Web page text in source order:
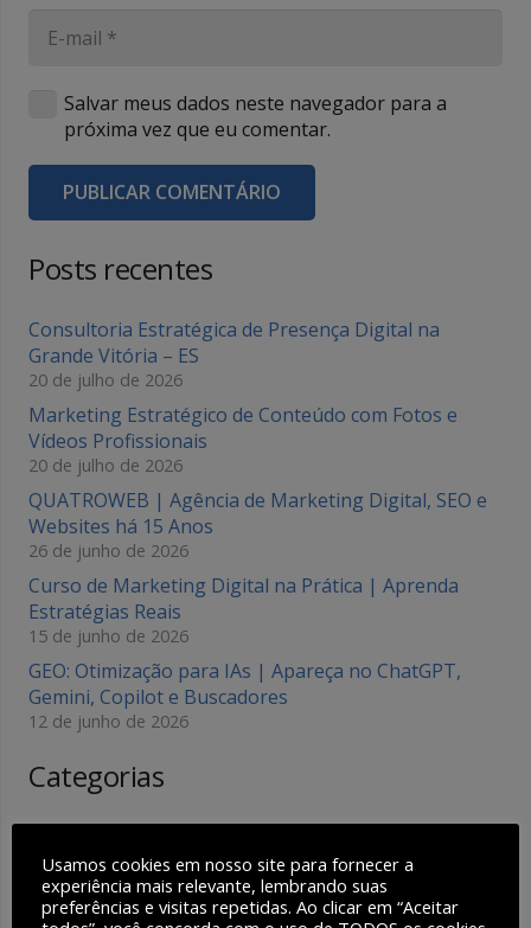
Salvar meus dados neste navegador para a
próxima vez que eu comentar.
PUBLICAR COMENTÁRIO
Posts recentes
Consultoria Estratégica de Presença Digital na
Grande Vitória – ES
20 de julho de 2026
Marketing Estratégico de Conteúdo com Fotos e
Vídeos Profissionais
20 de julho de 2026
QUATROWEB | Agência de Marketing Digital, SEO e
Websites há 15 Anos
26 de junho de 2026
Curso de Marketing Digital na Prática | Aprenda
Estratégias Reais
15 de junho de 2026
GEO: Otimização para IAs | Apareça no ChatGPT,
Gemini, Copilot e Buscadores
12 de junho de 2026
Categorias
Agência de Marketing no Brasil(1)
Agência de SEO(2)
Usamos cookies em nosso site para fornecer a
experiência mais relevante, lembrando suas
preferências e visitas repetidas. Ao clicar em “Aceitar